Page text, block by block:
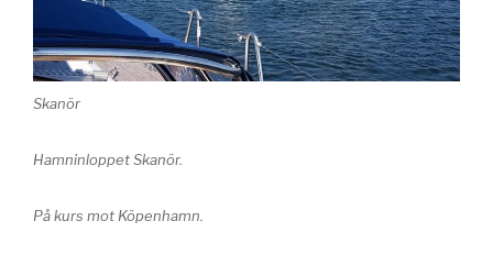
Skanör
Hamninloppet Skanör.
På kurs mot Köpenhamn.